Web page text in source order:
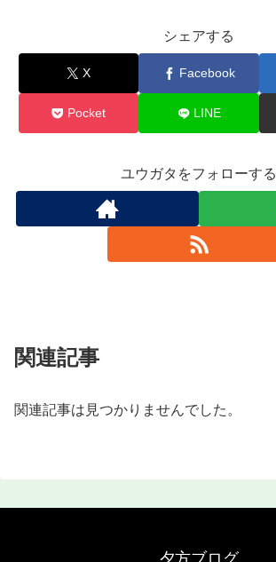
シェアする
X Facebook
Pocket LINE
ユウガタをフォローする
関連記事
関連記事は見つかりませんでした。
夕方ブログ